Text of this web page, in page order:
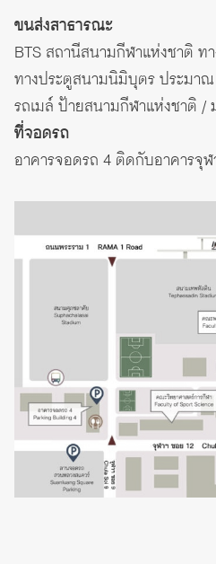
ขนส่งสาธารณะ
BTS สถานีสนามกีฬาแห่งชาติ ท
ทางประตูสนามนิมิบุตร ประมาณ
รถเมล์ ป้ายสนามกีฬาแห่งชาติ /
ที่จอดรถ
อาคารจอดรถ 4 ติดกับอาคารจุ